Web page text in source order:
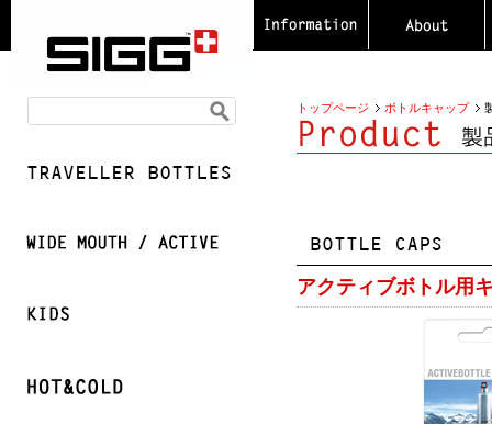
トップページ ボトルキャップ
アクティブボトル用